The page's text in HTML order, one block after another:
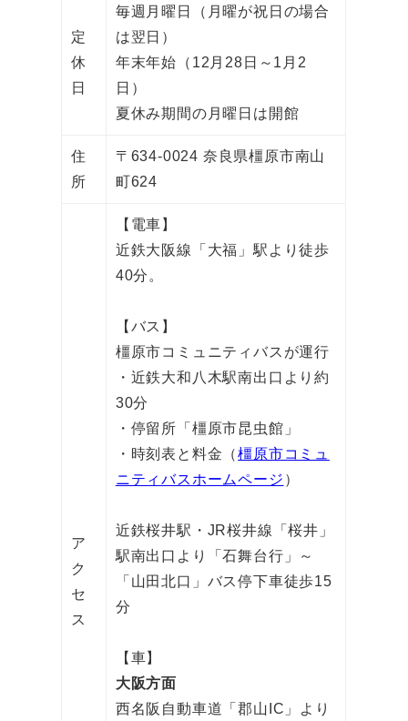
定
休
日
毎週月曜日（月曜が祝日の場合
は翌日）
年末年始（12月28日～1月2
日）
夏休み期間の月曜日は開館
住
所
〒634-0024 奈良県橿原市南山
町624
ア
ク
セ
ス
【電車】
近鉄大阪線「大福」駅より徒歩
40分。
【バス】
橿原市コミュニティバスが運行
・近鉄大和八木駅南出口より約
30分
・停留所「橿原市昆虫館」
・時刻表と料金（橿原市コミュ
ニティバスホームページ ）
近鉄桜井駅・JR桜井線「桜井」
駅南出口より「石舞台行」～
「山田北口」バス停下車徒歩15
分
【車】
大阪方面
西名阪自動車道「郡山IC」より